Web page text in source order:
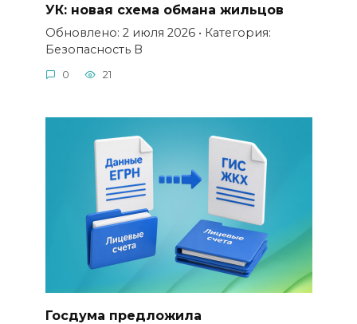
УК: новая схема обмана жильцов
Обновлено: 2 июля 2026 • Категория:
Безопасность В
0 21
Госдума предложила